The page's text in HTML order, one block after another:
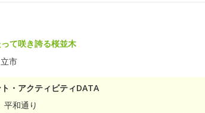
て咲き誇る桜並木
市
・アクティビティDATA
平和通り